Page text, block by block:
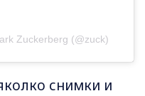
Zuckerberg (@zuck)
снимки и